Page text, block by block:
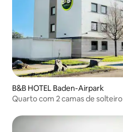
B&B HOTEL Baden-Airpark
Quarto com 2 camas de solteiro